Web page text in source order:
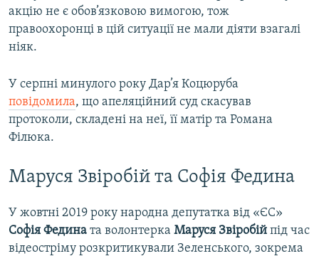
акцію не є обов’язковою вимогою, тож
правоохоронці в цій ситуації не мали діяти взагалі
ніяк.
У серпні минулого року Дар’я Коцюруба
повідомила, що апеляційний суд скасував
протоколи, складені на неї, її матір та Романа
Філюка.
Маруся Звіробій та Софія Федина
У жовтні 2019 року народна депутатка від «ЄС»
Софія Федина та волонтерка Маруся Звіробій під час
відеостріму розкритикували Зеленського, зокрема